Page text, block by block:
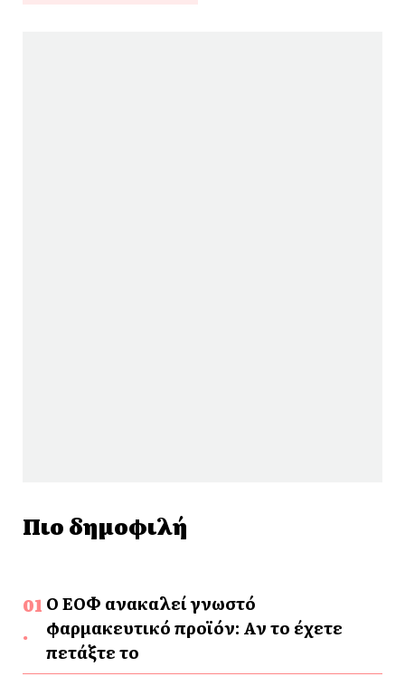
Πιο δημοφιλή
Ο ΕΟΦ ανακαλεί γνωστό
φαρμακευτικό προϊόν: Αν το έχετε
πετάξτε το